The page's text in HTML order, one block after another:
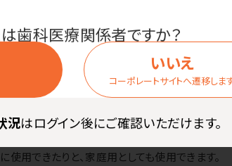
歯科医療関係者ですか？
いいえ
コーポレートサイトへ遷移しま
況はログイン後にご確認いただけます。
商品詳細
キャビネットやワゴンの側面に取り付けること
ています。
用できたりと、家庭用としても使用できます。